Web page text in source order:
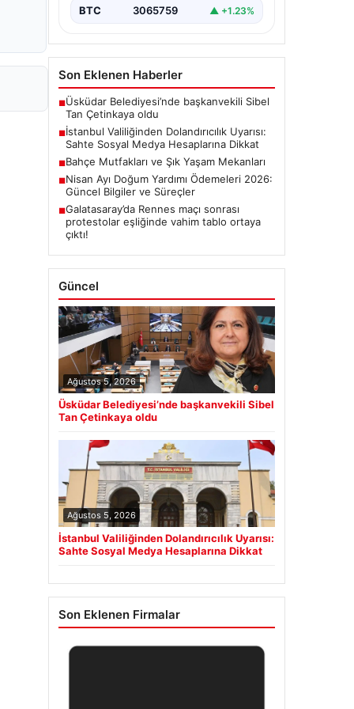
BTC 3065759 ▲ +1.23%
Son Eklenen Haberler
■Üsküdar Belediyesi’nde başkanvekili Sibel
Tan Çetinkaya oldu
■İstanbul Valiliğinden Dolandırıcılık Uyarısı:
Sahte Sosyal Medya Hesaplarına Dikkat
■Bahçe Mutfakları ve Şık Yaşam Mekanları
■Nisan Ayı Doğum Yardımı Ödemeleri 2026:
Güncel Bilgiler ve Süreçler
■Galatasaray’da Rennes maçı sonrası
protestolar eşliğinde vahim tablo ortaya
çıktı!
Güncel
Ağustos 5, 2026
Üsküdar Belediyesi’nde başkanvekili Sibel
Tan Çetinkaya oldu
Ağustos 5, 2026
İstanbul Valiliğinden Dolandırıcılık Uyarısı:
Sahte Sosyal Medya Hesaplarına Dikkat
Son Eklenen Firmalar